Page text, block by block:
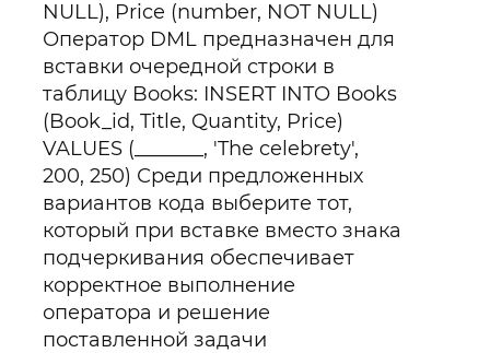
NULL), Price (number, NOT NULL)
Оператор DML предназначен для
вставки очередной строки в
таблицу Books: INSERT INTO Books
(Book_id, Title, Quantity, Price)
VALUES (_______, 'The celebrety',
200, 250) Среди предложенных
вариантов кода выберите тот,
который при вставке вместо знака
подчеркивания обеспечивает
корректное выполнение
оператора и решение
поставленной задачи